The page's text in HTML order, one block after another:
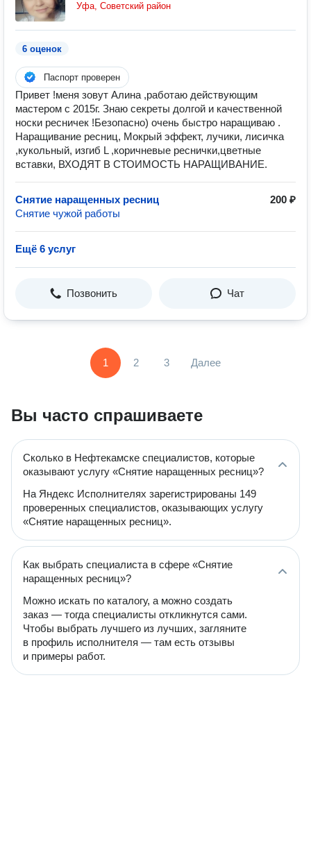
Уфа, Советский район
6 оценок
Паспорт проверен
Привет !меня зовут Алина ,работаю действующим
мастером с 2015г. Знаю секреты долгой и качественной
носки ресничек !Безопасно) очень быстро наращиваю .
Наращивание ресниц, Мокрый эффект, лучики, лисичка
,кукольный, изгиб L ,коричневые реснички,цветные
вставки, ВХОДЯТ В СТОИМОСТЬ НАРАЩИВАНИЕ.
Снятие наращенных ресниц
200 ₽
Снятие чужой работы
Ещё 6 услуг
Позвонить Чат
1 2 3 Далее
Вы часто спрашиваете
Сколько в Нефтекамске специалистов, которые
оказывают услугу «Снятие наращенных ресниц»?
На Яндекс Исполнителях зарегистрированы 149
проверенных специалистов, оказывающих услугу
«Снятие наращенных ресниц».
Как выбрать специалиста в сфере «Снятие
наращенных ресниц»?
Можно искать по каталогу, а можно создать
заказ — тогда специалисты откликнутся сами.
Чтобы выбрать лучшего из лучших, загляните
в профиль исполнителя — там есть отзывы
и примеры работ.